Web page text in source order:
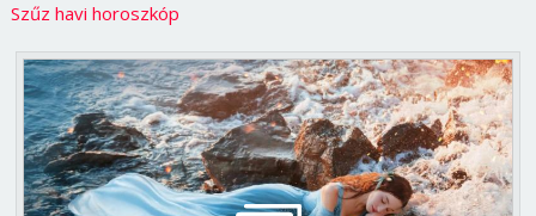
Szűz havi horoszkóp